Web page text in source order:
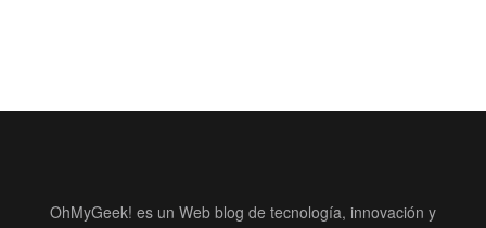
OhMyGeek! es un Web blog de tecnología, innovación y